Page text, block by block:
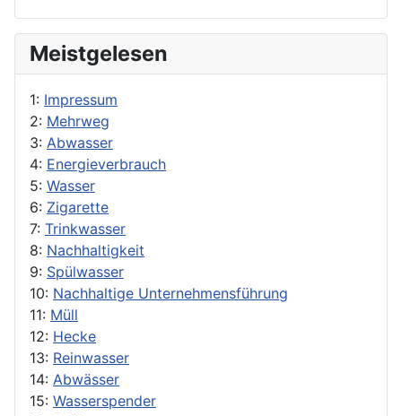
Meistgelesen
1: Impressum
2: Mehrweg
3: Abwasser
4: Energieverbrauch
5: Wasser
6: Zigarette
7: Trinkwasser
8: Nachhaltigkeit
9: Spülwasser
10: Nachhaltige Unternehmensführung
11: Müll
12: Hecke
13: Reinwasser
14: Abwässer
15: Wasserspender